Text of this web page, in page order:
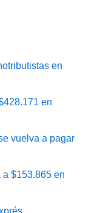
en
en
vuelva a pagar
$153.865 en